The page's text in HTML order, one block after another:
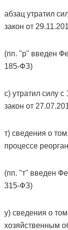
абзац утратил
закон от
(пп. "р" введен
185-ФЗ)
с) утратил силу
закон от
т) сведения о
процессе
(пп. "т" введен
315-ФЗ)
у) сведения о
хозяйственным